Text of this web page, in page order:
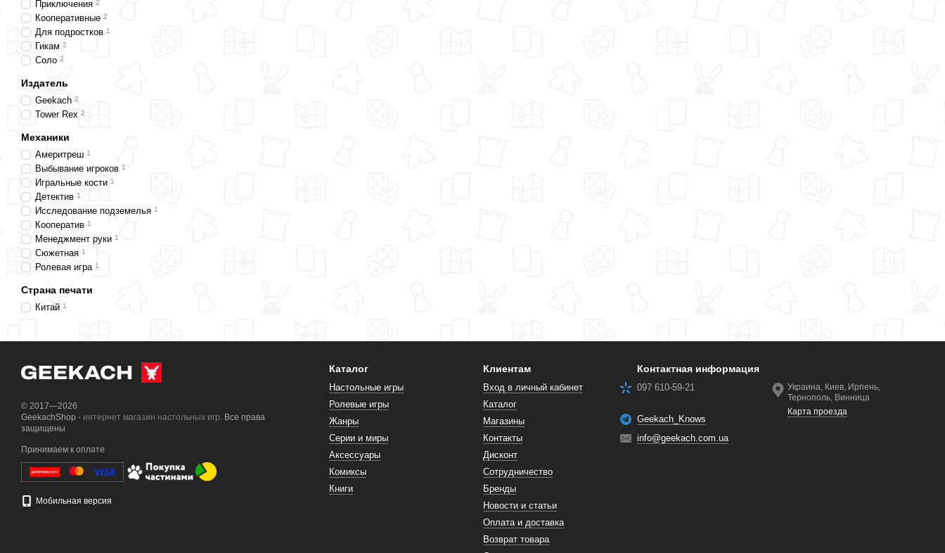
Приключения 2
Кооперативные 2
Для подростков 1
Гикам 2
Соло 2
Издатель
Geekach 2
Tower Rex 2
Механики
Америтреш 1
Выбывание игроков 1
Игральные кости 1
Детектив 1
Исследование подземелья 1
Кооператив 1
Менеджмент руки 1
Сюжетная 1
Ролевая игра 1
Страна печати
Китай 1
© 2017—2026
GeekachShop - интернет магазин настольных игр. Все права
защищены
Принимаем к оплате
Мобильная версия
Каталог
Настольные игры
Ролевые игры
Жанры
Серии и миры
Аксессуары
Комиксы
Книги
Клиентам
Вход в личный кабинет
Каталог
Магазины
Контакты
Дисконт
Сотрудничество
Бренды
Новости и статьи
Оплата и доставка
Возврат товара
Контактная информация
097 610-59-21
Geekach_Knows
info@geekach.com.ua
Украина, Киев, Ирпень,
Тернополь, Винница
Карта проезда